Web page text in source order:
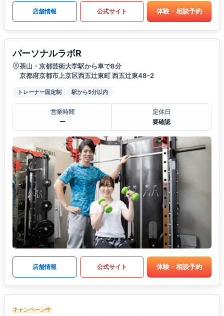
店舗情報 公式サイト 体験・相談予約
パーソナルラボR
茶山・京都芸術大学駅から車で8分
京都府京都市上京区西五辻東町 西五辻東48-2
トレーナー固定制 駅から5分以内
営業時間
ー
定休日
要確認
店舗情報 公式サイト 体験・相談予約
キャンペーン中